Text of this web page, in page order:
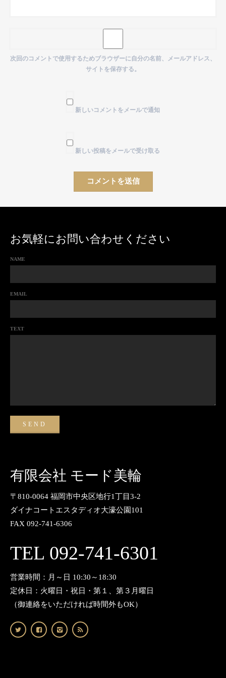
次回のコメントで使用するためブラウザーに自分の名前、メールアドレス、
サイトを保存する。
新しいコメントをメールで通知
新しい投稿をメールで受け取る
お気軽にお問い合わせください
NAME
EMAIL
TEXT
有限会社 モード美輪
〒810-0064 福岡市中央区地行1丁目3-2
ダイナコートエスタディオ大濠公園101
FAX 092-741-6306
TEL 092-741-6301
営業時間：月～日 10:30～18:30
定休日：火曜日・祝日・第１、第３月曜日
（御連絡をいただければ時間外もOK）